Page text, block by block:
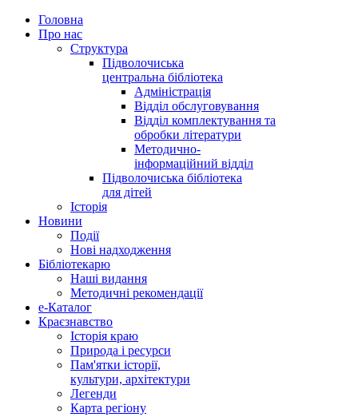
Головна
Про нас
Структура
Підволочиська
центральна бібліотека
Адміністрація
Відділ обслуговування
Відділ комплектування та
обробки літератури
Методично-
інформаційний відділ
Підволочиська бібліотека
для дітей
Історія
Новини
Події
Нові надходження
Бібліотекарю
Наші видання
Методичні рекомендації
e-Каталог
Краєзнавство
Історія краю
Природа і ресурси
Пам'ятки історії,
культури, архітектури
Легенди
Карта регіону